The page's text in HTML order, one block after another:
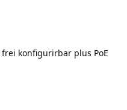
konfigurirbar plus PoE